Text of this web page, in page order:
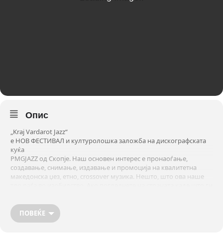
Опис
„Kraj Vardarot Jazz“
е НОВ ФЕСТИВАЛ и културолошка заложба на дискографската
куќа
PMGJAZZ од Скопје. Наш основен интерес е пронаоѓање,
создавање, снимање, издавање и промоција на квалитетна
македонска џез, етно, crossover музика. Нешто, што ова наше
pmgjazz.bandcamp.com
ќе забележите автентична, вибрантна, разновидна и
неверојатно квалитетна македонска џез музика. Повеќето од
ПОВЕЌЕ